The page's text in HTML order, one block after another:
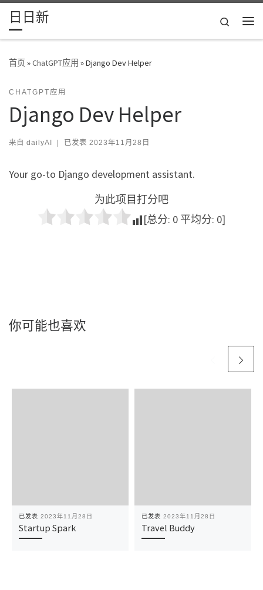
Skip to content
日日新
Search
首页»ChatGPT应用 »Django Dev Helper
CHATGPT应用
Django Dev Helper
来自 dailyAI | 已发表 2023年11月28日
Your go-to Django development assistant.
为此项目打分吧
[总分: 0 平均分: 0]
你可能也喜欢
已发表 2023年11月28日
Startup Spark
已发表 2023年11月28日
Travel Buddy